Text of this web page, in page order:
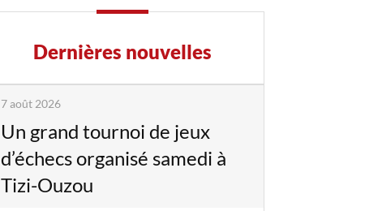
Dernières nouvelles
7 août 2026
Un grand tournoi de jeux
d’échecs organisé samedi à
Tizi-Ouzou